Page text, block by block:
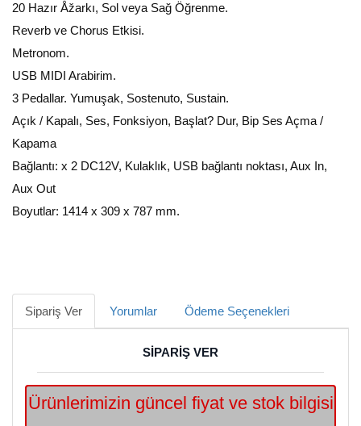
20 Hazır Åžarkı, Sol veya Sağ Öğrenme.
Reverb ve Chorus Etkisi.
Metronom.
USB MIDI Arabirim.
3 Pedallar. Yumuşak, Sostenuto, Sustain.
Açık / Kapalı, Ses, Fonksiyon, Başlat? Dur, Bip Ses Açma /
Kapama
Bağlantı: x 2 DC12V, Kulaklık, USB bağlantı noktası, Aux In,
Aux Out
Boyutlar: 1414 x 309 x 787 mm.
Sipariş Ver Yorumlar Ödeme Seçenekleri
SİPARİŞ VER
Ürünlerimizin güncel fiyat ve stok bilgisi